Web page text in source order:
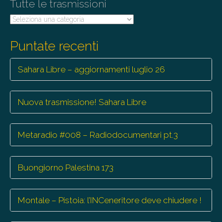
n
Tutte le trasmissioni
Tutte
Puntate recenti
Sahara Libre – aggiornamenti luglio 26
Nuova trasmissione! Sahara Libre
Metaradio #008 – Radiodocumentari pt.3
Buongiorno Palestina 173
Montale – Pistoia: l’INCeneritore deve chiudere !